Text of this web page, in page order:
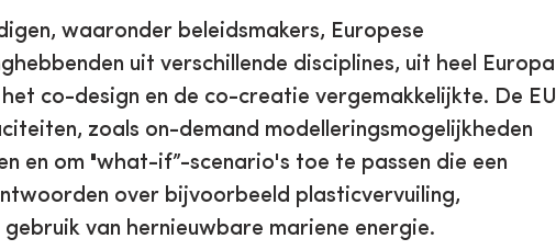
waaronder beleidsmakers, Europese
uit verschillende disciplines, uit heel Europa
co-design en de co-creatie vergemakkelijkte. De EU
zoals on-demand modelleringsmogelijkheden
en om "what-if”-scenario's toe te passen die een
over bijvoorbeeld plasticvervuiling,
van hernieuwbare mariene energie.